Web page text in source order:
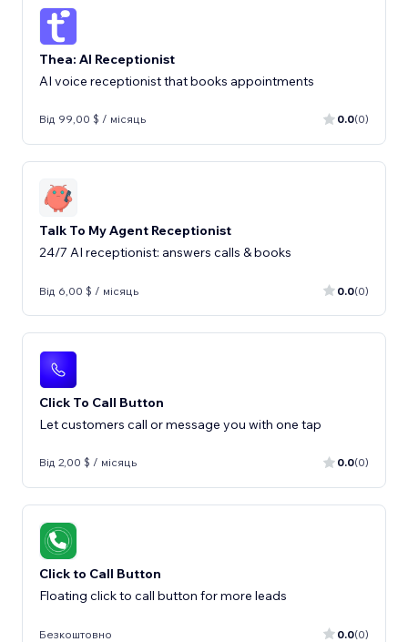
Thea: AI Receptionist
AI voice receptionist that books appointments
Від 99,00 $ / місяць 0.0(0)
Talk To My Agent Receptionist
24/7 AI receptionist: answers calls & books
Від 6,00 $ / місяць 0.0(0)
Click To Call Button
Let customers call or message you with one tap
Від 2,00 $ / місяць 0.0(0)
Click to Call Button
Floating click to call button for more leads
Безкоштовно 0.0(0)